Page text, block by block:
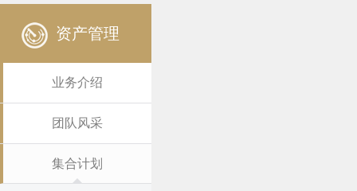
资产管理
业务介绍
团队风采
集合计划